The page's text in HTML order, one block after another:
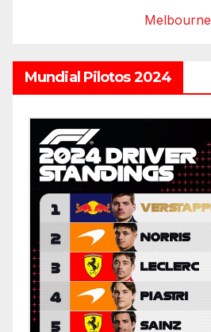
Melbourne
Mundial Pilotos 2024